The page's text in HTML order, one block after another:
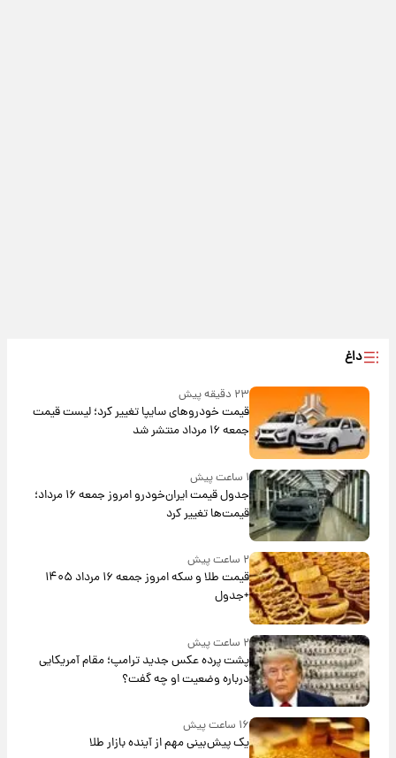
داغ
۲۳ دقیقه پیش
قیمت خودروهای سایپا تغییر کرد؛ لیست قیمت
جمعه ۱۶ مرداد منتشر شد
۱ ساعت پیش
جدول قیمت ایران‌خودرو امروز جمعه ۱۶ مرداد؛
قیمت‌ها تغییر کرد
۲ ساعت پیش
قیمت طلا و سکه امروز جمعه ۱۶ مرداد ۱۴۰۵
+جدول
۲ ساعت پیش
پشت پرده عکس جدید ترامپ؛ مقام آمریکایی
درباره وضعیت او چه گفت؟
۱۶ ساعت پیش
یک پیش‌بینی مهم از آینده بازار طلا